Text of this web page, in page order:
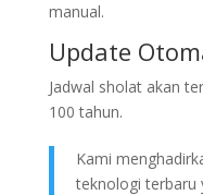
manual.
Update
Jadwal sholat akan
100 tahun.
Kami
teknologi terbaru